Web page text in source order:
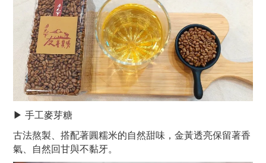
▶ 手工麥芽糖
古法熬製、搭配著圓糯米的自然甜味，金黃透亮保留著香
氣、自然回甘與不黏牙。